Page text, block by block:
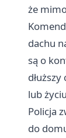
że
dachu
są o
lub
Policja
do